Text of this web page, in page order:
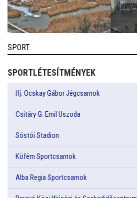
SPORT
SPORTLÉTESÍTMÉNYEK
Ifj. Ocskay Gábor Jégcsarnok
Csitáry G. Emil Uszoda
Sóstói Stadion
Köfém Sportcsarnok
Alba Regia Sportcsarnok